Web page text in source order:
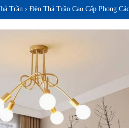
Trần ›Đèn Thả Trần Cao Cấp Phong